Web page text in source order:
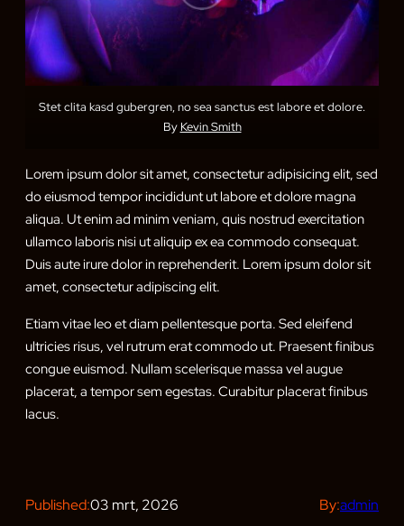
Stet clita kasd gubergren, no sea sanctus est labore et dolore.
By Kevin Smith
Lorem ipsum dolor sit amet, consectetur adipisicing elit, sed
do eiusmod tempor incididunt ut labore et dolore magna
aliqua. Ut enim ad minim veniam, quis nostrud exercitation
ullamco laboris nisi ut aliquip ex ea commodo consequat.
Duis aute irure dolor in reprehenderit. Lorem ipsum dolor sit
amet, consectetur adipiscing elit.
Etiam vitae leo et diam pellentesque porta. Sed eleifend
ultricies risus, vel rutrum erat commodo ut. Praesent finibus
congue euismod. Nullam scelerisque massa vel augue
placerat, a tempor sem egestas. Curabitur placerat finibus
lacus.
Published:03 mrt, 2026 By:admin